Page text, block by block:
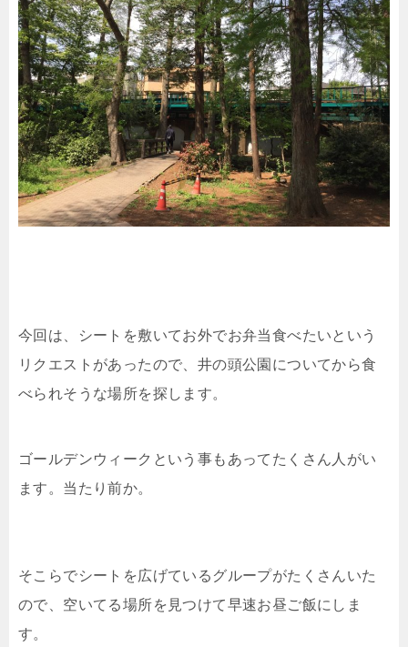
今回は、シートを敷いてお外でお弁当食べたいという
リクエストがあったので、井の頭公園についてから食
べられそうな場所を探します。
ゴールデンウィークという事もあってたくさん人がい
ます。当たり前か。
そこらでシートを広げているグループがたくさんいた
ので、空いてる場所を見つけて早速お昼ご飯にしま
す。